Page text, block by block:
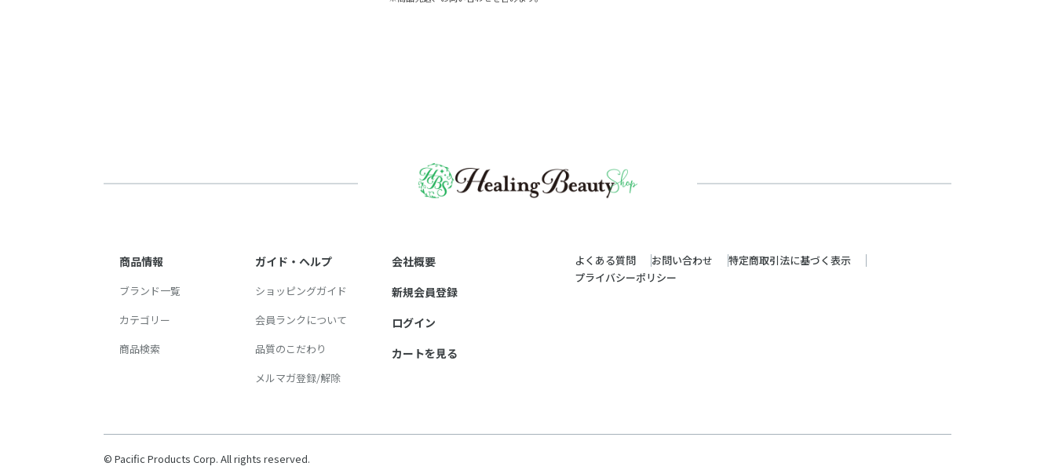
商品情報
ブランド一覧
カテゴリー
商品検索
ガイド・ヘルプ
ショッピングガイド
会員ランクについて
品質のこだわり
メルマガ登録/解除
会社概要
新規会員登録
ログイン
カートを見る
よくある質問 お問い合わせ
特定商取引法に基づく表示
プライバシーポリシー
© Pacific Products Corp. All rights reserved.